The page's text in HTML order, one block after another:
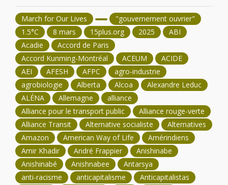
March for Our Lives
"gouvernement ouvrier"
1.5°C
8 mars 15plus.org 2025
ABI
Acadie
Accord de Paris
Accord Kunming-Montréal
ACEUM
ACIDE
AEI
AFESH AFPC
agro-industrie
agrobiologie
Alberta Alcoa
Alexandre Leduc
ALÉNA
Allemagne
alliance
Alliance pour le transport public
Alliance rouge-verte
Alliance Transit
Alternative socialiste
Alternatives
Amazon
American Way of Life
Amérindiens
Amir Khadir
André Frappier
Anishinabe
Anishinabé
Anishnabee
Antarsya
anti-racisme
anticapitalisme
Anticapitalistas